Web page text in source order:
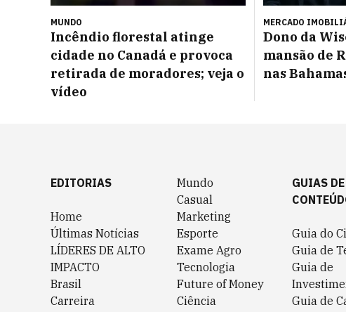
MUNDO
Incêndio florestal atinge
cidade no Canadá e provoca
retirada de moradores; veja o
vídeo
MERCADO
Dono da
mansão de
nas
EDITORIAS
Home
Últimas Notícias
LÍDERES DE ALTO
IMPACTO
Brasil
Carreira
Mundo
Casual
Marketing
Esporte
Exame Agro
Tecnologia
Future of Money
Ciência
GUIAS DE
Guia do
Guia de
Guia de
Guia de